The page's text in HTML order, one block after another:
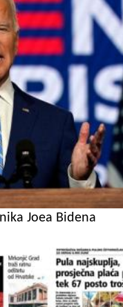
Joea Bidena